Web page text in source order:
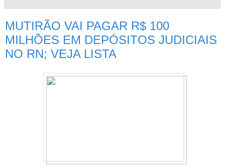
MUTIRÃO VAI PAGAR R$ 100
MILHÕES EM DEPÓSITOS JUDICIAIS
NO RN; VEJA LISTA